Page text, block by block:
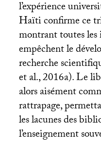
l’expérience
Haïti confirme ce
montrant toutes
empêchent le
recherche
et al., 2016a). Le
alors aisément
rattrapage,
les lacunes des
l’enseignement